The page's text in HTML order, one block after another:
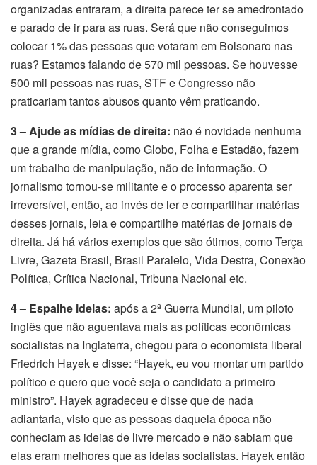
organizadas entraram, a direita parece ter se amedrontado
e parado de ir para as ruas. Será que não conseguimos
colocar 1% das pessoas que votaram em Bolsonaro nas
ruas? Estamos falando de 570 mil pessoas. Se houvesse
500 mil pessoas nas ruas, STF e Congresso não
praticariam tantos abusos quanto vêm praticando.
3 – Ajude as mídias de direita: não é novidade nenhuma
que a grande mídia, como Globo, Folha e Estadão, fazem
um trabalho de manipulação, não de informação. O
jornalismo tornou-se militante e o processo aparenta ser
irreversível, então, ao invés de ler e compartilhar matérias
desses jornais, leia e compartilhe matérias de jornais de
direita. Já há vários exemplos que são ótimos, como Terça
Livre, Gazeta Brasil, Brasil Paralelo, Vida Destra, Conexão
Política, Crítica Nacional, Tribuna Nacional etc.
4 – Espalhe ideias: após a 2ª Guerra Mundial, um piloto
inglês que não aguentava mais as políticas econômicas
socialistas na Inglaterra, chegou para o economista liberal
Friedrich Hayek e disse: “Hayek, eu vou montar um partido
político e quero que você seja o candidato a primeiro
ministro”. Hayek agradeceu e disse que de nada
adiantaria, visto que as pessoas daquela época não
conheciam as ideias de livre mercado e não sabiam que
elas eram melhores que as ideias socialistas. Hayek então